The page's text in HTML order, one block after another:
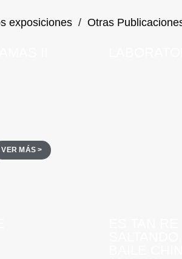
exposiciones / Otras
VER MÁS >